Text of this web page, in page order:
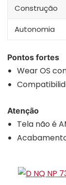
Construção
Autonomia
Pontos fortes
Wear OS
Atenção
Tela não é